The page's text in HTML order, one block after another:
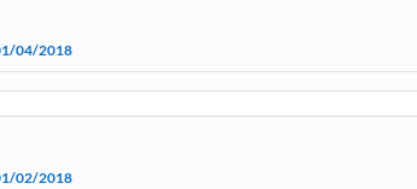
04/2018
02/2018